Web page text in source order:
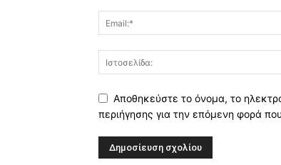
Αποθηκεύστε το όνομα, το
περιήγησης για την επόμενη φορά